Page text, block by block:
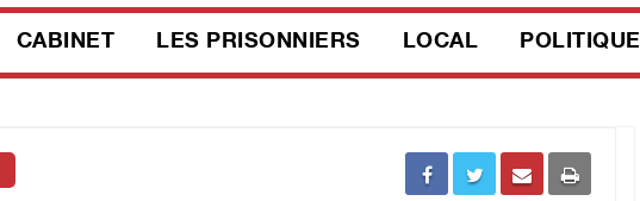
CABINET LES PRISONNIERS LOCAL POLITIQUE